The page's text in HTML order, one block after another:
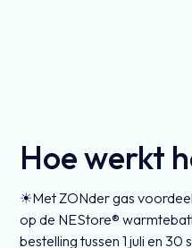
Hoe werkt
☀Met ZONder gas
op de NEStore®
bestelling tussen 1 juli en